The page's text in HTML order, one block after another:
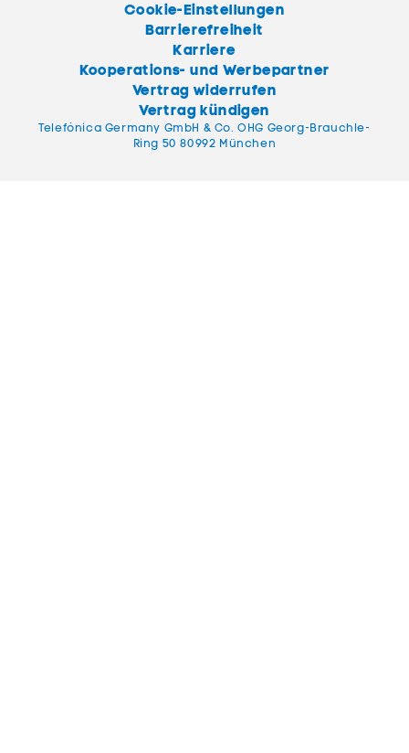
Cookie-Einstellungen
Barrierefreiheit
Karriere
Kooperations- und Werbepartner
Vertrag widerrufen
Vertrag kündigen
Telefónica Germany GmbH & Co. OHG Georg-Brauchle-
Ring 50 80992 München